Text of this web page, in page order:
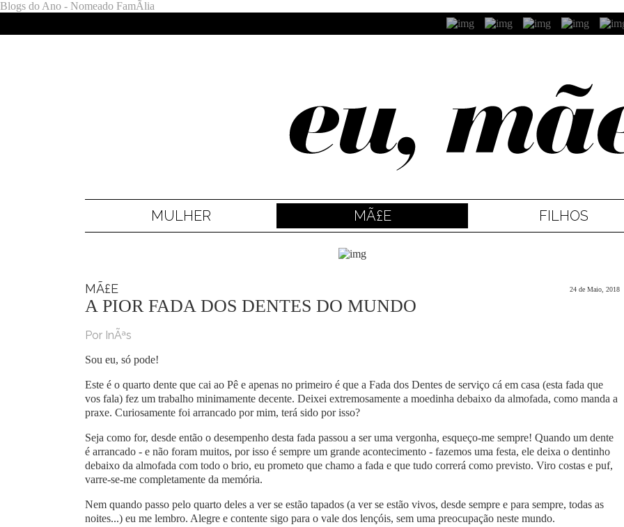
Blogs do Ano - Nomeado FamÃ­lia
MULHER MÃ£E FILHOS
MÃ£E 24 de Maio, 2018
A PIOR FADA DOS DENTES DO MUNDO
Por InÃªs
Sou eu, só pode!
Este é o quarto dente que cai ao Pê e apenas no primeiro é que a Fada dos Dentes de serviço cá em casa (esta fada que
vos fala) fez um trabalho minimamente decente. Deixei extremosamente a moedinha debaixo da almofada, como manda a
praxe. Curiosamente foi arrancado por mim, terá sido por isso?
Seja como for, desde então o desempenho desta fada passou a ser uma vergonha, esqueço-me sempre! Quando um dente
é arrancado - e não foram muitos, por isso é sempre um grande acontecimento - fazemos uma festa, ele deixa o dentinho
debaixo da almofada com todo o brio, eu prometo que chamo a fada e que tudo correrá como previsto. Viro costas e puf,
varre-se-me completamente da memória.
Nem quando passo pelo quarto deles a ver se estão tapados (a ver se estão vivos, desde sempre e para sempre, todas as
noites...) eu me lembro. Alegre e contente sigo para o vale dos lençóis, sem uma preocupação neste mundo.